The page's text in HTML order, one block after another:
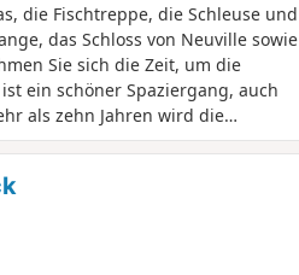
die Fischtreppe, die Schleuse und
das Schloss von Neuville sowie
Sie sich die Zeit, um die
ein schöner Spaziergang, auch
als zehn Jahren wird die
Sie die letzten Monate (vor